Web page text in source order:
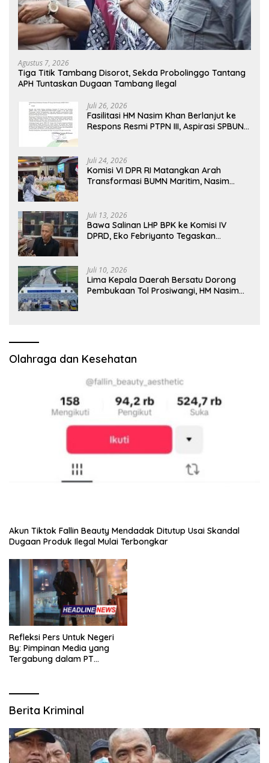
Agustus 7, 2026
Tiga Titik Tambang Disorot, Sekda Probolinggo Tantang
APH Tuntaskan Dugaan Tambang Ilegal
Juli 26, 2026
Fasilitasi HM Nasim Khan Berlanjut ke
Respons Resmi PTPN III, Aspirasi SPBUN
Juli 24, 2026
Komisi VI DPR RI Matangkan Arah
Transformasi BUMN Maritim, Nasim
Juli 13, 2026
Bawa Salinan LHP BPK ke Komisi IV
DPRD, Eko Febriyanto Tegaskan
Juli 10, 2026
Lima Kepala Daerah Bersatu Dorong
Pembukaan Tol Prosiwangi, HM Nasim
Olahraga dan Kesehatan
Akun Tiktok Fallin Beauty Mendadak Ditutup Usai Skandal
Dugaan Produk Ilegal Mulai Terbongkar
Refleksi Pers Untuk Negeri
By: Pimpinan Media yang
Tergabung dalam PT
Berita Kriminal